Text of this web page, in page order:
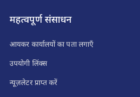
महत्वपूर्ण संसाधन
आयकर कार्यालयों का पता लगाएँ
उपयोगी लिंक्स
न्यूज़लेटर प्राप्त करें